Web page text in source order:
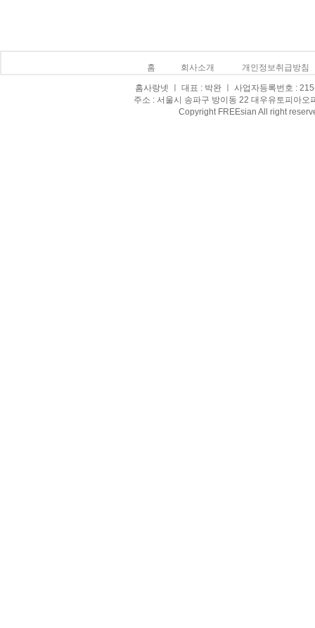
홈 회사소개 개인정보취급방침
홈사랑넷 ㅣ 대표 : 박완 ㅣ 사업자등록번호 :
주소 : 서울시 송파구 방이동 22 대우유토피아
Copyright FREEsian All right